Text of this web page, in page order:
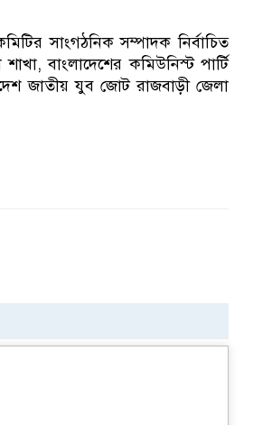
সাংগঠনিক সম্পাদক নির্বাচিত
বাংলাদেশের কমিউনিস্ট পার্টি
জাতীয় যুব জোট রাজবাড়ী জেলা